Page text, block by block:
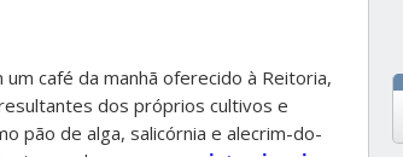
um café da manhã oferecido à Reitoria,
dos próprios cultivos e
pão de alga, salicórnia e alecrim-do-